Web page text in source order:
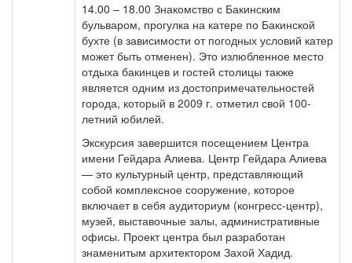
14.00 – 18.00 Знакомство с Бакинским
бульваром, прогулка на катере по Бакинской
бухте (в зависимости от погодных условий катер
может быть отменен). Это излюбленное место
отдыха бакинцев и гостей столицы также
является одним из достопримечательностей
города, который в 2009 г. отметил свой 100-
летний юбилей.
Экскурсия завершится посещением Центра
имени Гейдара Алиева. Центр Гейдара Алиева
— это культурный центр, представляющий
собой комплексное сооружение, которое
включает в себя аудиториум (конгресс-центр),
музей, выставочные залы, административные
офисы. Проект центра был разработан
знаменитым архитектором Захой Хадид.